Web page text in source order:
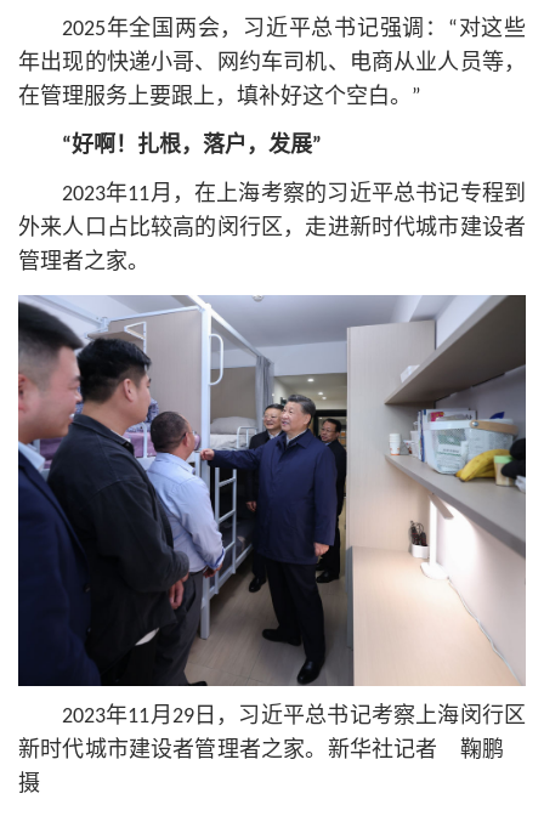
2025年全国两会，习 近平总书记强调：“对这些
年出现的快递小哥、网约车司机、电商从业人员等，
在管理服务上要跟上，填补好这个空白。”
“好啊！扎根，落户，发展”
2023年11月，在上海考察的习 近平总书记专程到
外来人口占比较高的闵行区，走进新时代城市建设者
管理者之家。
2023年11月29日，习近平总书记考察上海闵行区
新时代城市建设者管理者之家。新华社记者 鞠鹏
摄